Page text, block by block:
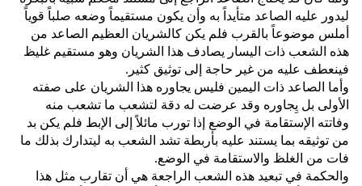
ليدور عليه الصاعد متأيداً به وأن يكون مستقيماً وضعه صلباً قوياً
أملس موضوعاً بالقرب فلم يكن كالشريان العظيم الصاعد من
هذه الشعب ذات اليسار يصادف هذا الشريان وهو مستقيم غليظ
فينعطف عليه من غير حاجة إلى توثيق كثير‏.‏
وأما الصاعد ذات اليمين فليس يجاوره هذا الشريان على صفته
الأولى بل يِجاوره وقد عرضت له دقة لتشعب ما تشعب منه
وفاتته الإستقامة في الوضع إذا تورب مائلاً إلى الإبط فلم يكن بد
من توثيقه بما يستند عليه بأربطة تشد الشعب به ليتدارك بذلك ما
فات من الغلظ والاستقامة في الوضع‏.‏
والحكمة في تبعيد هذه الشعب الراجعة هي أن تقارب مثل هذا